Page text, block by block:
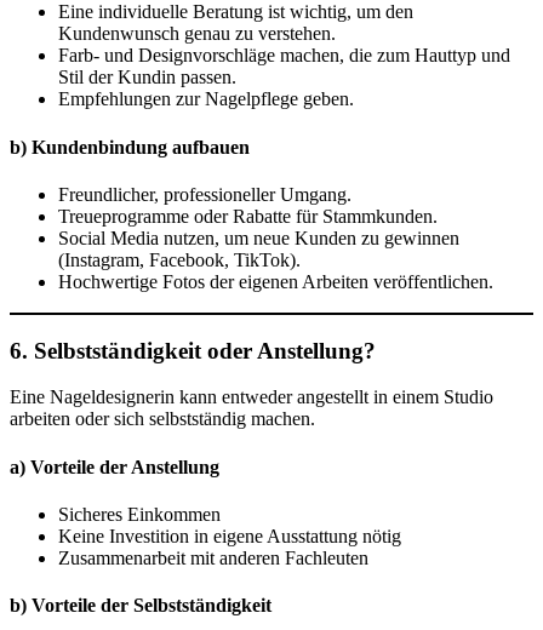
Eine individuelle Beratung ist wichtig, um den
Kundenwunsch genau zu verstehen.
Farb- und Designvorschläge machen, die zum Hauttyp und
Stil der Kundin passen.
Empfehlungen zur Nagelpflege geben.
b) Kundenbindung aufbauen
Freundlicher, professioneller Umgang.
Treueprogramme oder Rabatte für Stammkunden.
Social Media nutzen, um neue Kunden zu gewinnen
(Instagram, Facebook, TikTok).
Hochwertige Fotos der eigenen Arbeiten veröffentlichen.
6. Selbstständigkeit oder Anstellung?
Eine Nageldesignerin kann entweder angestellt in einem Studio
arbeiten oder sich selbstständig machen.
a) Vorteile der Anstellung
Sicheres Einkommen
Keine Investition in eigene Ausstattung nötig
Zusammenarbeit mit anderen Fachleuten
b) Vorteile der Selbstständigkeit